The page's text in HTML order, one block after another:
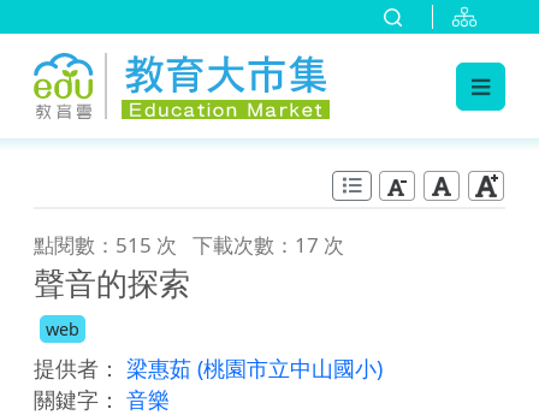
點閱數：515 次 下載次數：17 次
聲音的探索
web
提供者： 梁惠茹 (桃園市立中山國小)
關鍵字： 音樂